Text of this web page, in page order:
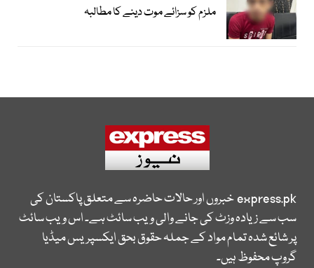
ملزم کو سزائے موت دینے کا مطالبہ
express.pkخبروں اور حالات حاضرہ سے متعلق پاکستان کی
سب سے زیادہ وزٹ کی جانے والی ویب سائٹ ہے۔ اس ویب سائٹ
پر شائع شدہ تمام مواد کے جملہ حقوق بحق ایکسپریس میڈیا
گروپ محفوظ ہیں۔